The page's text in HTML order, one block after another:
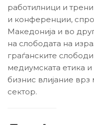
работилници и
и конференции,
Македонија и во
на слободата на
граѓанските
медиумската етика
бизнис влијание
сектор.